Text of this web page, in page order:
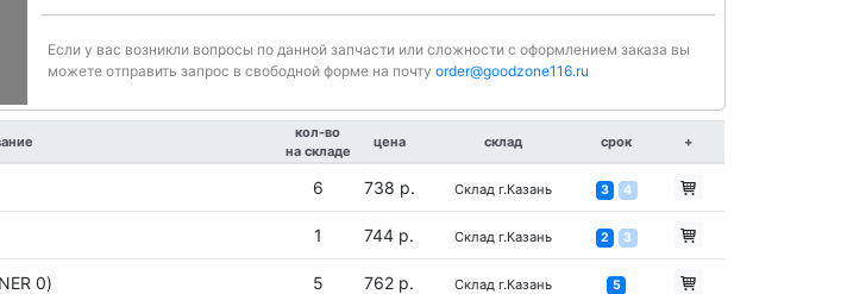
Если у вас возникли вопросы по данной запчасти или сложности с оформлением заказа вы
можете отправить запрос в свободной форме на почтуorder@goodzone116.ru
кол-во
на складе
цена склад срок +
6 738 р. Склад г.Казань 3 4
1 744 р. Склад г.Казань 2 3
0) 5 762 р. Склад г.Казань 5